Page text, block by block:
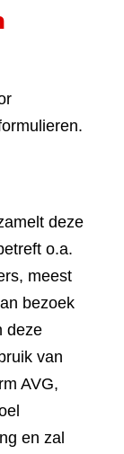
deze
o.a.
meest
bezoek
deze
van
AVG,
en zal